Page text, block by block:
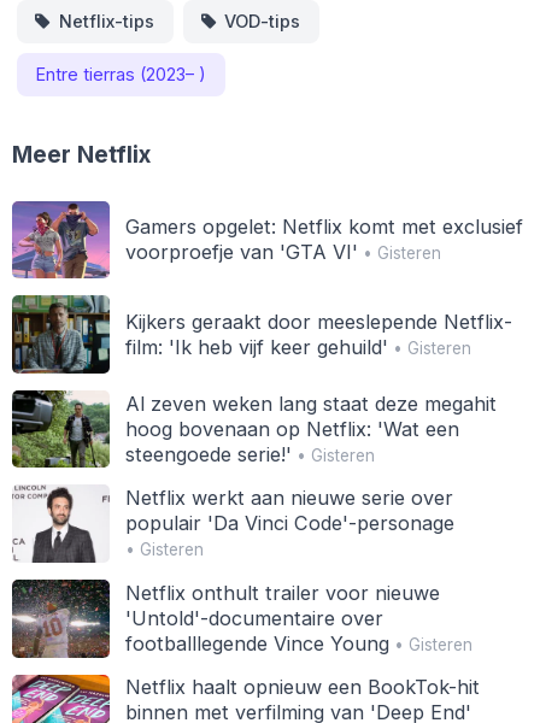
Netflix-tips VOD-tips
Entre tierras (2023– )
Meer Netflix
Gamers opgelet: Netflix komt met exclusief
voorproefje van 'GTA VI' • Gisteren
Kijkers geraakt door meeslepende Netflix-
film: 'Ik heb vijf keer gehuild' • Gisteren
Al zeven weken lang staat deze megahit
hoog bovenaan op Netflix: 'Wat een
steengoede serie!' • Gisteren
Netflix werkt aan nieuwe serie over
populair 'Da Vinci Code'-personage
• Gisteren
Netflix onthult trailer voor nieuwe
'Untold'-documentaire over
footballlegende Vince Young• Gisteren
Netflix haalt opnieuw een BookTok-hit
binnen met verfilming van 'Deep End'